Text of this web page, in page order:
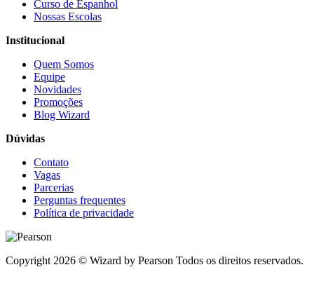
Curso de Espanhol
Nossas Escolas
Institucional
Quem Somos
Equipe
Novidades
Promoções
Blog Wizard
Dúvidas
Contato
Vagas
Parcerias
Perguntas frequentes
Política de privacidade
Copyright 2026 © Wizard by Pearson Todos os direitos reservados.